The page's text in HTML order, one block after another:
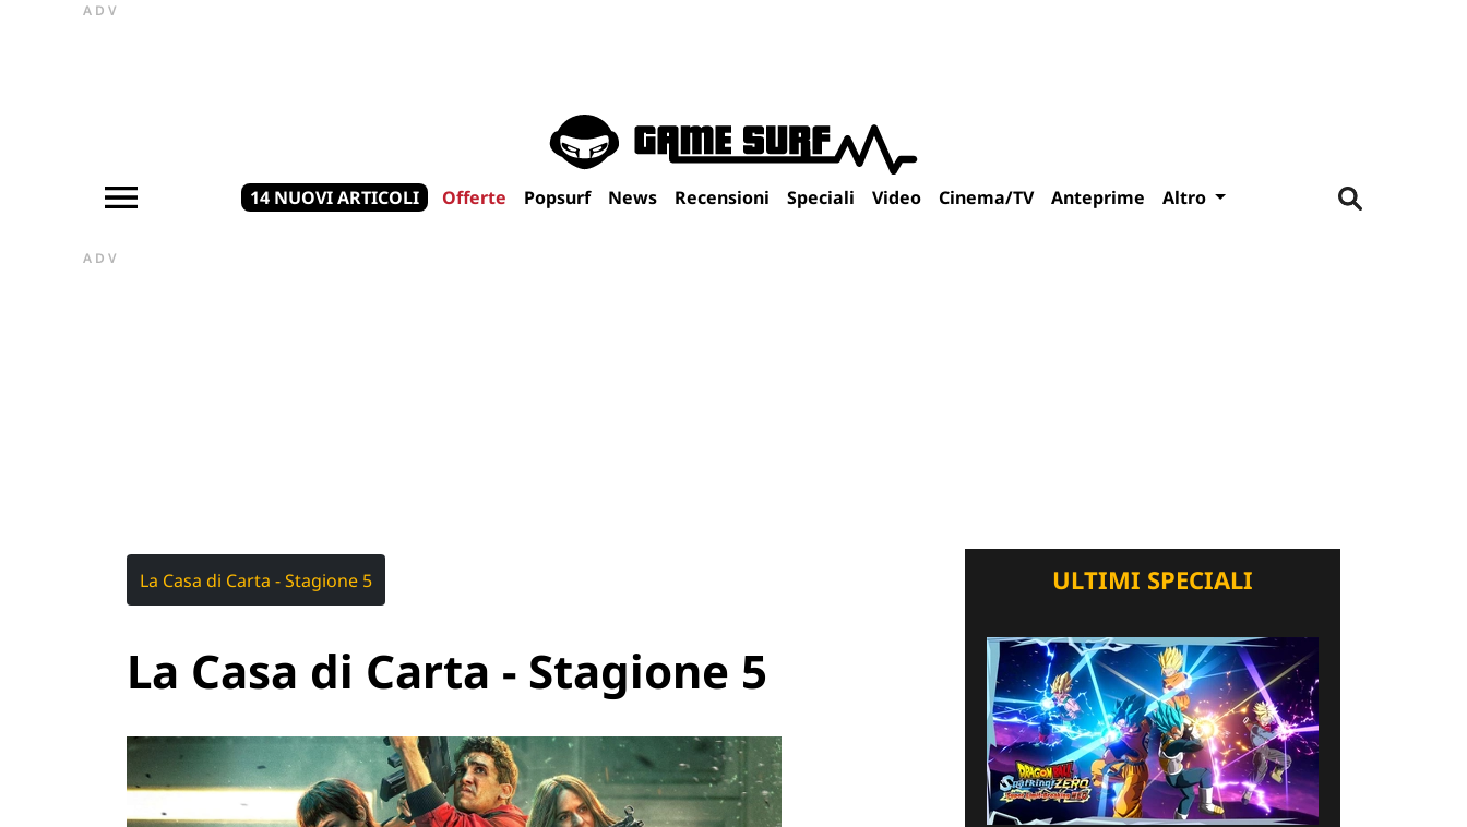
ADV
14 NUOVI ARTICOLI Offerte Popsurf News Recensioni Speciali Video Cinema/TV Anteprime Altro
ADV
La Casa di Carta - Stagione 5
La Casa di Carta - Stagione 5
ULTIMI SPECIALI